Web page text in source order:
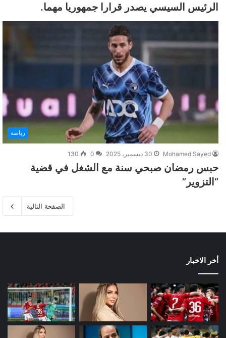
الرئيس السيسي يصدر قرارا جمهوريا مهما.
رياضة
Mohamed Sayed 30 ديسمبر، 2025 0
130
حبس رمضان صبحي سنة مع الشغل في قضية
“التزوير”
الصفحة التالية
أخر الاخبار